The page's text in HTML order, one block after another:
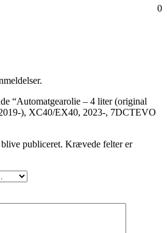
0
“Automatgearolie – 4 liter (original
), XC40/EX40, 2023-, 7DCTEVO
publiceret. Krævede felter er